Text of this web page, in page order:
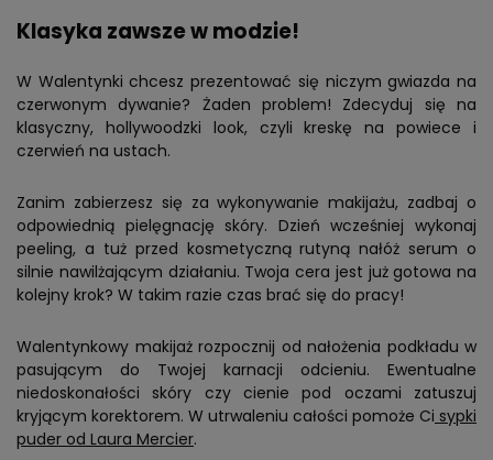
Klasyka zawsze w modzie!
W Walentynki chcesz prezentować się niczym gwiazda na
czerwonym dywanie? Żaden problem! Zdecyduj się na
klasyczny, hollywoodzki look, czyli kreskę na powiece i
czerwień na ustach.
Zanim zabierzesz się za wykonywanie makijażu, zadbaj o
odpowiednią pielęgnację skóry. Dzień wcześniej wykonaj
peeling, a tuż przed kosmetyczną rutyną nałóż serum o
silnie nawilżającym działaniu. Twoja cera jest już gotowa na
kolejny krok? W takim razie czas brać się do pracy!
Walentynkowy makijaż rozpocznij od nałożenia podkładu w
pasującym do Twojej karnacji odcieniu. Ewentualne
niedoskonałości skóry czy cienie pod oczami zatuszuj
kryjącym korektorem. W utrwaleniu całości pomoże Ci sypki
puder od Laura Mercier.